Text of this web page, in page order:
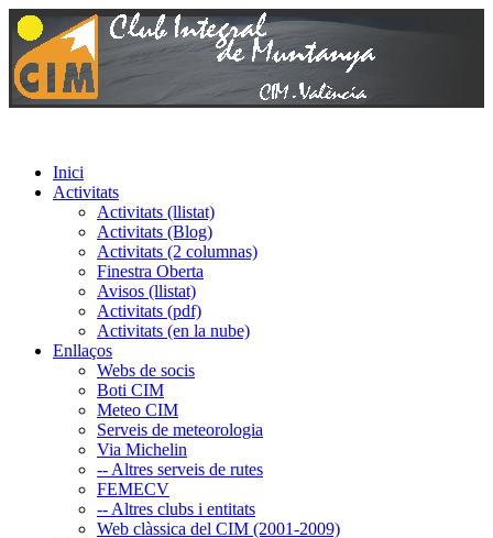
Inici
Activitats
Activitats (llistat)
Activitats (Blog)
Activitats (2 columnas)
Finestra Oberta
Avisos (llistat)
Activitats (pdf)
Activitats (en la nube)
Enllaços
Webs de socis
Boti CIM
Meteo CIM
Serveis de meteorologia
Via Michelin
-- Altres serveis de rutes
FEMECV
-- Altres clubs i entitats
Web clàssica del CIM (2001-2009)